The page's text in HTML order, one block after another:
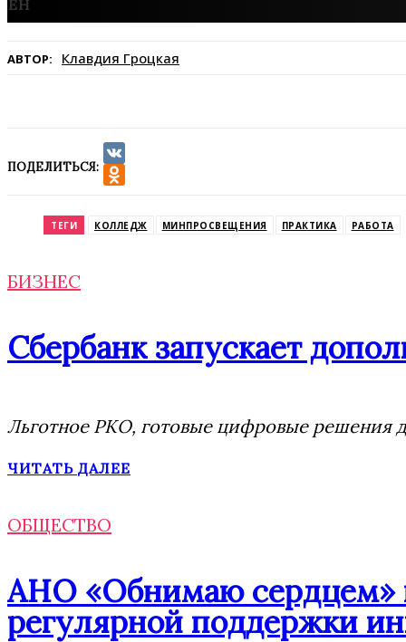
АВТОР: Клавдия Гроцкая
ПОДЕЛИТЬСЯ:
VK
ТЕГИ КОЛЛЕДЖ МИНПРОСВЕЩЕНИЯ ПРАКТИКА РАБОТА
БИЗНЕС
Сбербанк запускает
Льготное РКО, готовые цифровые решения
ЧИТАТЬ ДАЛЕЕ
ОБЩЕСТВО
АНО «Обнимаю сердцем»
регулярной поддержки